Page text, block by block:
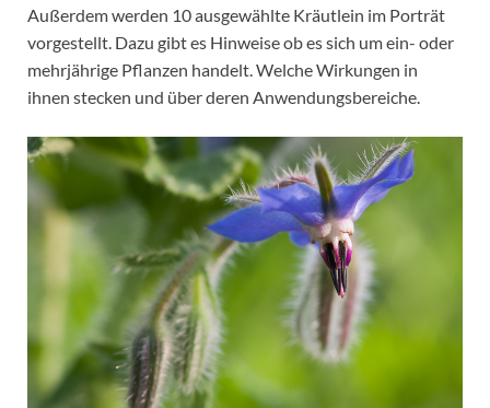
Außerdem werden 10 ausgewählte Kräutlein im Porträt
vorgestellt. Dazu gibt es Hinweise ob es sich um ein- oder
mehrjährige Pflanzen handelt. Welche Wirk­ungen in
ihnen stecken und über deren Anwendungsbereiche.